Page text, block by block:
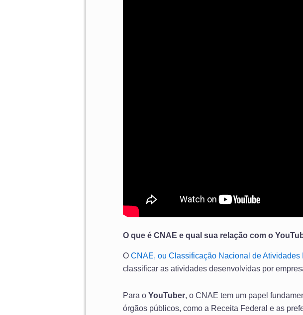
O que é CNAE e qual sua relação com o
O CNAE, ou Classificação Nacional de Atividades
classificar as atividades desenvolvidas por
Para o YouTuber, o CNAE tem um papel
órgãos públicos, como a Receita Federal e as